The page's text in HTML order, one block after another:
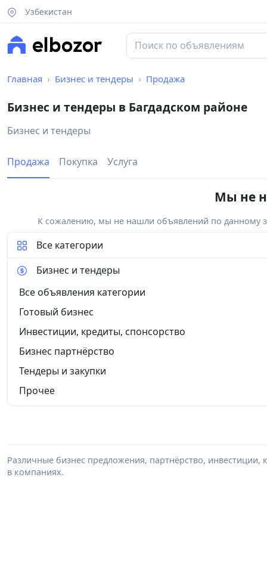
Узбекистан
Главная Бизнес и тендеры Продажа
Бизнес и тендеры в Багдадском районе
Бизнес и тендеры
Продажа Покупка Услуга
Мы не
К сожалению, мы не нашли объявлений по данному
Все категории
Бизнес и тендеры
Все объявления категории
Готовый бизнес
Инвестиции, кредиты, спонсорство
Бизнес партнёрство
Тендеры и закупки
Прочее
Различные бизнес предложения, партнёрство,
в компаниях.